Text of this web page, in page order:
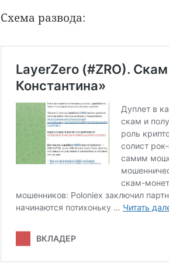
Схема развода: